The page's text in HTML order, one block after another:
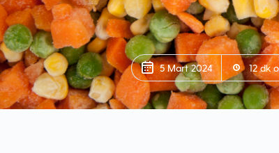
5 Mart 2024 12 dk